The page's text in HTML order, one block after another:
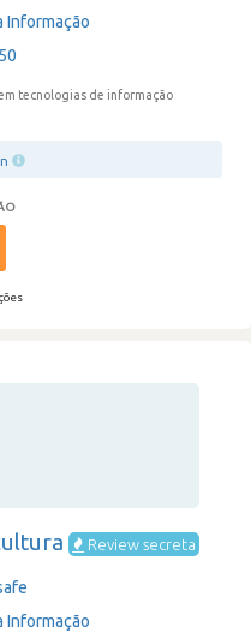
Informação
tecnologias de informação
Review secreta
Informação